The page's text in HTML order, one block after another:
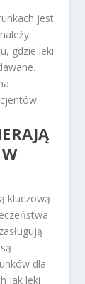
jest
gdzie leki
kluczową
dla
jak leki